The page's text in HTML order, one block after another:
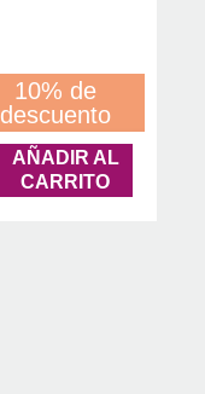
10% de
descuento
AÑADIR AL
CARRITO